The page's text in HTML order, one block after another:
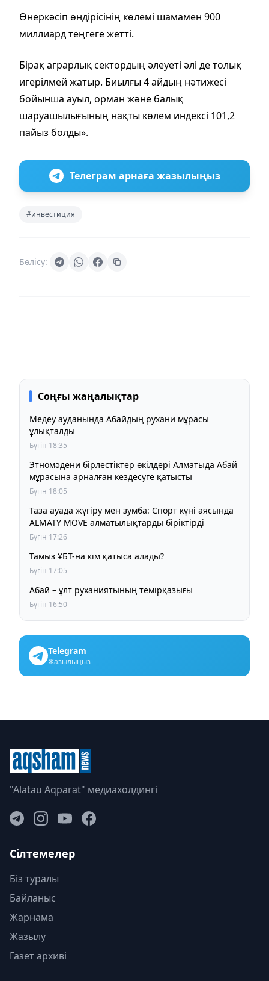
Өнеркәсіп өндірісінің көлемі шамамен 900
миллиард теңгеге жетті.
Бірақ аграрлық сектордың әлеуеті әлі де толық
игерілмей жатыр. Биылғы 4 айдың нәтижесі
бойынша ауыл, орман және балық
шаруашылығының нақты көлем индексі 101,2
пайыз болды».
Телеграм арнаға жазылыңыз
#инвестиция
Бөлісу:
Соңғы жаңалықтар
Медеу ауданында Абайдың рухани мұрасы
ұлықталды
Бүгін 18:35
Этномәдени бірлестіктер өкілдері Алматыда Абай
мұрасына арналған кездесуге қатысты
Бүгін 18:05
Таза ауада жүгіру мен зумба: Спорт күні аясында
ALMATY MOVE алматылықтарды біріктірді
Бүгін 17:26
Тамыз ҰБТ-на кім қатыса алады?
Бүгін 17:05
Абай – ұлт руханиятының темірқазығы
Бүгін 16:50
Telegram
Жазылыңыз
"Alatau Aqparat" медиахолдингі
Сілтемелер
Біз туралы
Байланыс
Жарнама
Жазылу
Газет архиві